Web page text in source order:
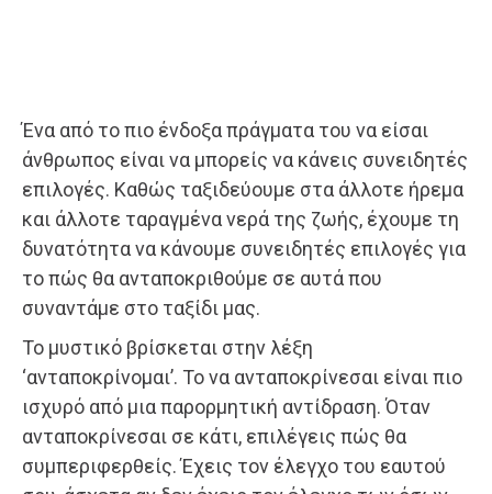
Ένα από το πιο ένδοξα πράγματα του να είσαι
άνθρωπος είναι να μπορείς να κάνεις συνειδητές
επιλογές. Καθώς ταξιδεύουμε στα άλλοτε ήρεμα
και άλλοτε ταραγμένα νερά της ζωής, έχουμε τη
δυνατότητα να κάνουμε συνειδητές επιλογές για
το πώς θα ανταποκριθούμε σε αυτά που
συναντάμε στο ταξίδι μας.
Το μυστικό βρίσκεται στην λέξη
‘ανταποκρίνομαι’. Το να ανταποκρίνεσαι είναι πιο
ισχυρό από μια παρορμητική αντίδραση. Όταν
ανταποκρίνεσαι σε κάτι, επιλέγεις πώς θα
συμπεριφερθείς. Έχεις τον έλεγχο του εαυτού